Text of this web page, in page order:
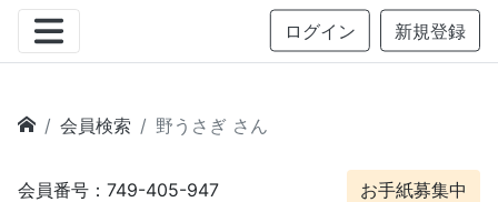
ログイン 新規登録
会員検索 野うさぎ さん
会員番号：749-405-947 お手紙募集中